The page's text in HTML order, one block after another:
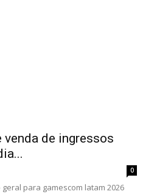
de ingressos
0
para gamescom latam 2026